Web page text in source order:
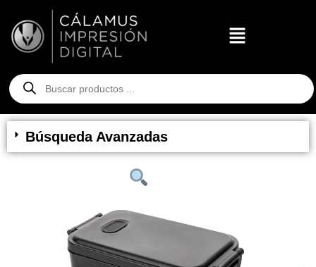
Búsqueda Avanzadas